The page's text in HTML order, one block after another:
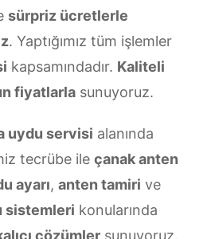
sürpriz ücretlerle
. Yaptığımız tüm işlemler
kapsamındadır. Kaliteli
fiyatlarlasunuyoruz.
uydu servisi alanında
tecrübe ile çanak anten
ayarı, anten tamiri ve
sistemleri konularında
çözümler sunuyoruz.